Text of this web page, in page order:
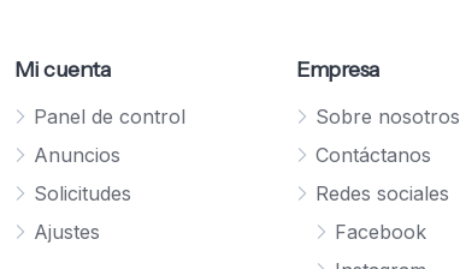
Mi cuenta
Panel de control
Anuncios
Solicitudes
Ajustes
Empresa
Sobre nosotros
Contáctanos
Redes sociales
Facebook